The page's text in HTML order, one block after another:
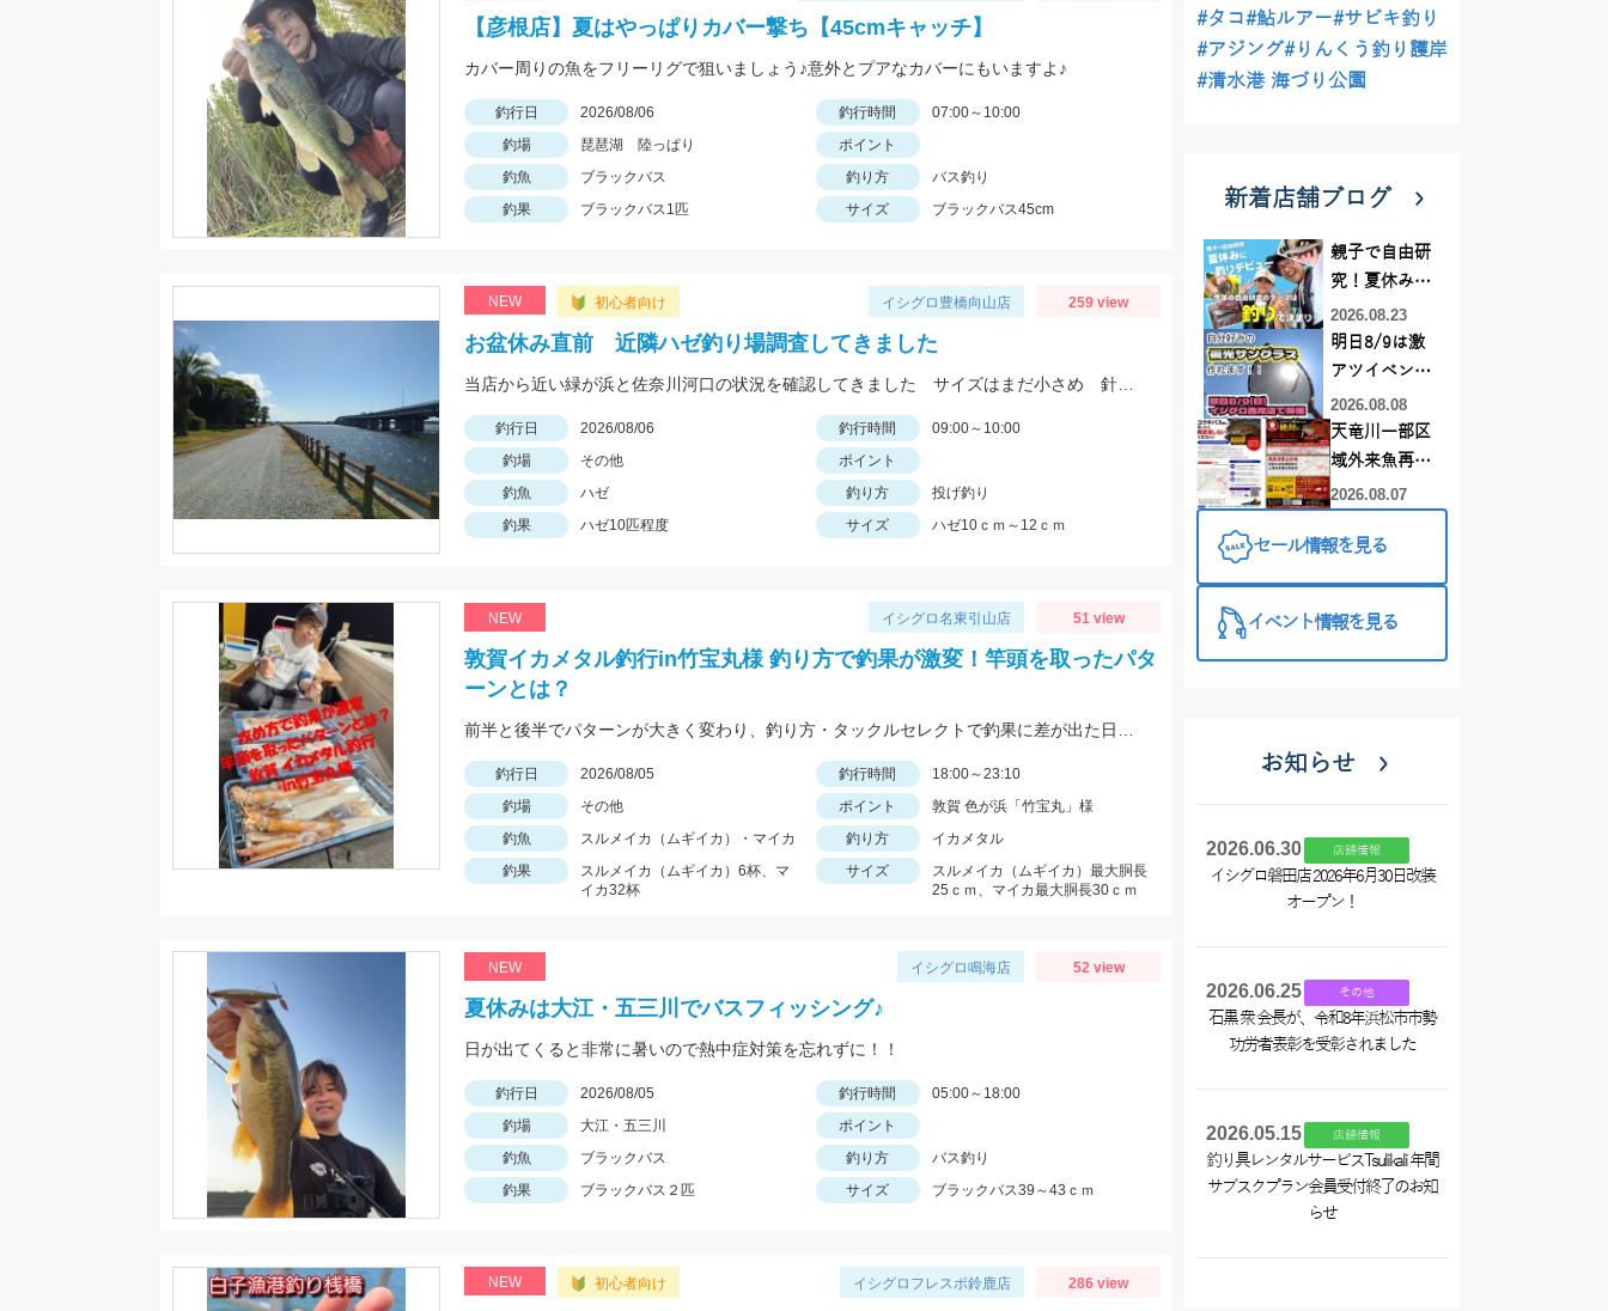
【彦根店】夏はやっぱりカバー撃ち【45cmキャッチ】
カバー周りの魚をフリーリグで狙いましょう♪意外とプアなカバーにもいますよ♪
釣行日 2026/08/06 釣行時間
07:00～10:00
釣場
琵琶湖 陸っぱり
ポイント
釣魚
ブラックバス 釣り方
バス釣り
釣果
ブラックバス1匹 サイズ ブラックバス45cm
NEW 初心者向け イシグロ豊橋向山店 259 view
お盆休み直前 近隣ハゼ釣り場調査してきました
釣行日 2026/08/06 釣行時間
09:00～10:00
釣場
その他
ポイント
釣魚
ハゼ 釣り方
投げ釣り
釣果
ハゼ10匹程度 サイズ ハゼ10ｃｍ～12ｃｍ
NEW イシグロ名東引山店 51 view
敦賀イカメタル釣行in竹宝丸様 釣り方で釣果が激変！竿頭を取ったパタ
ーンとは？
釣行日 2026/08/05 釣行時間
18:00～23:10
釣場
その他 ポイント
敦賀 色が浜「竹宝丸」様
釣魚
スルメイカ（ムギイカ）・マイカ 釣り方
イカメタル
釣果
スルメイカ（ムギイカ）6杯、マ
イカ32杯
サイズ
スルメイカ（ムギイカ）最大胴長
25ｃｍ、マイカ最大胴長30ｃｍ
NEW イシグロ鳴海店 52 view
夏休みは大江・五三川でバスフィッシング♪
日が出てくると非常に暑いので熱中症対策を忘れずに！！
釣行日 2026/08/05 釣行時間
05:00～18:00
釣場
大江・五三川
ポイント
釣魚
ブラックバス 釣り方
バス釣り
釣果
ブラックバス２匹 サイズ ブラックバス39～43ｃｍ
NEW 初心者向け イシグロフレスポ鈴鹿店 286 view
#タコ#鮎ルアー#サビキ釣り
#アジング#りんくう釣り護岸
#清水港 海づり公園
新着店舗ブログ
親子で自由研
究！夏休みに
釣りデビュー
2026.08.23
明日8/9は激
アツイベント
日！！！～オ
ーダー偏光グ
ラス受注会～
2026.08.08
天竜川一部区
域外来魚再放
流禁止となり
2026.08.07
セール情報を見る
イベント情報を見る
お知らせ
2026.06.30 店舗情報
イシグロ磐田店 2026年6月30日改装
オープン！
2026.06.25 その他
石黒 衆 会長が、令和8年浜松市市勢
功労者表彰を受彰されました
2026.05.15 店舗情報
釣り具レンタルサービスTsulikali 年間
サブスクプラン会員受付終了のお知
らせ